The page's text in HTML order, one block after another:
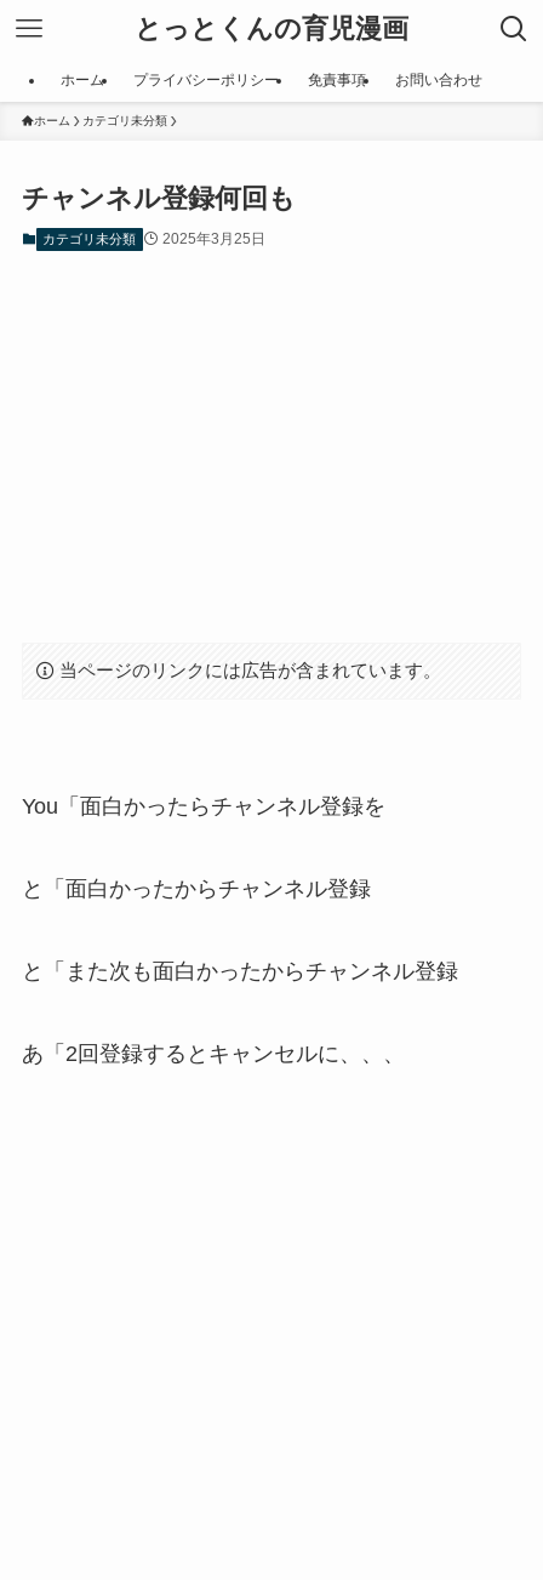
とっとくんの育児漫画
ホーム プライバシーポリシー 免責事項 お問い合わせ
ホーム カテゴリ未分類
チャンネル登録何回も
カテゴリ未分類 2025年3月25日
当ページのリンクには広告が含まれています。
You「面白かったらチャンネル登録を
と「面白かったからチャンネル登録
と「また次も面白かったからチャンネル登録
あ「2回登録するとキャンセルに、、、